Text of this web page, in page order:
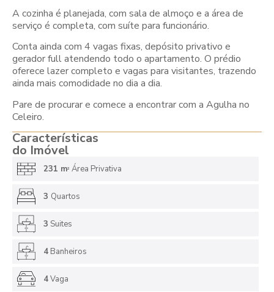
A cozinha é planejada, com sala de almoço e a área de
serviço é completa, com suíte para funcionário.
Conta ainda com 4 vagas fixas, depósito privativo e
gerador full atendendo todo o apartamento. O prédio
oferece lazer completo e vagas para visitantes, trazendo
ainda mais comodidade no dia a dia.
Pare de procurar e comece a encontrar com a Agulha no
Celeiro.
Características
do Imóvel
231 m2 Área Privativa
3 Quartos
3 Suites
4Banheiros
4Vaga